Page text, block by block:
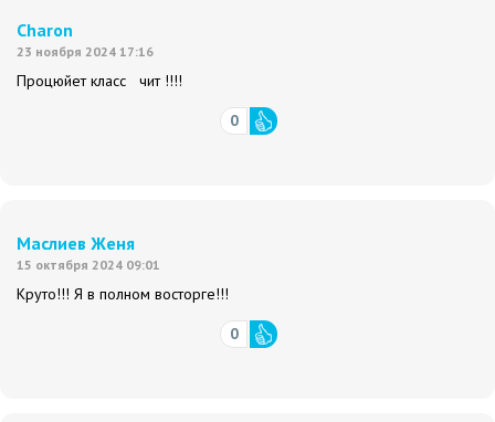
Charon
23 ноября 2024 17:16
Процюйет класс чит !!!!
0
Маслиев Женя
15 октября 2024 09:01
Круто!!! Я в полном восторге!!!
0